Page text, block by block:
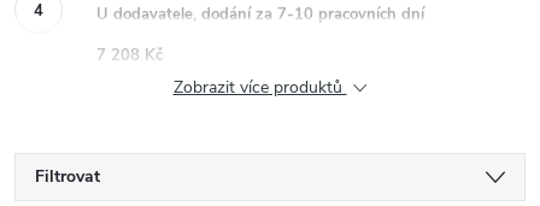
U dodavatele, dodání za 7-10 pracovních dní
7 208 Kč
Zobrazit více produktů
Filtrovat